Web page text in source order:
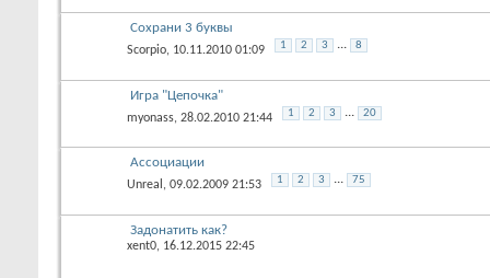
Сохрани 3 буквы
Scorpio, 10.11.2010 01:09 1 2 3 ... 8
Игра "Цепочка"
myonass, 28.02.2010 21:44 1 2 3 ... 20
Ассоциации
Unreal , 09.02.2009 21:53 1 2 3 ... 75
Задонатить как?
xent0, 16.12.2015 22:45